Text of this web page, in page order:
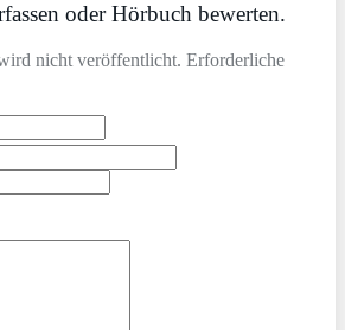
oder Hörbuch bewerten.
nicht veröffentlicht. Erforderliche